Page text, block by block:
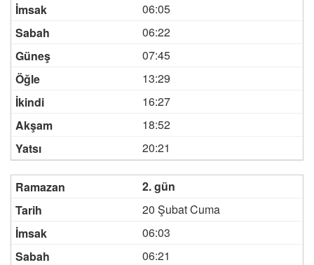
06:05
06:22
07:45
13:29
16:27
18:52
20:21
2. gün
20 Şubat Cuma
06:03
06:21